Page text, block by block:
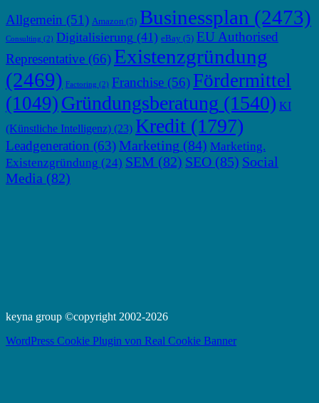
Allgemein (51) Amazon (5) Businessplan (2473)
Consulting (2) Digitalisierung (41) eBay (5) EU Authorised
Representative (66) Existenzgründung
(2469) Factoring (2) Franchise (56) Fördermittel
(1049) Gründungsberatung (1540) KI
(Künstliche Intelligenz) (23) Kredit (1797)
Leadgeneration (63)Marketing (84) Marketing.
Existenzgründung (24) SEM (82) SEO (85) Social
Media (82)
keyna group ©copyright 2002-2026
WordPress Cookie Plugin von Real Cookie Banner